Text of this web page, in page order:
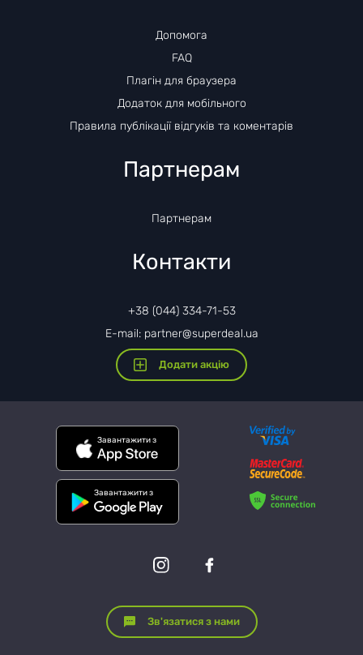
Допомога
FAQ
Плагін для браузера
Додаток для мобільного
Правила публікації відгуків та коментарів
Партнерам
Партнерам
Контакти
+38 (044) 334-71-53
E-mail: partner@superdeal.ua
Додати акцію
Завантажити з
Завантажити з
Зв'язатися з нами